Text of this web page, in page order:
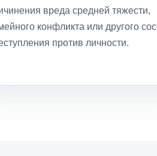
вреда средней тяжести,
конфликта или другого
против личности.